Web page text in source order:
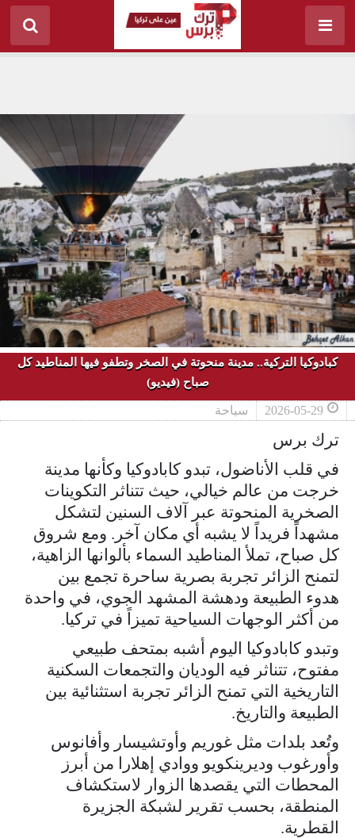
كبادوكيا التركية.. مدينة منحوتة في الصخر وتطفو فيها المناطيد كل
صباح (فيديو)
2026-05-29 سياحة
ترك برس
في قلب الأناضول، تبدو كابادوكيا وكأنها مدينة
خرجت من عالم خيالي، حيث تتناثر التكوينات
الصخرية المنحوتة عبر آلاف السنين لتشكل
مشهداً فريداً لا يشبه أي مكان آخر. ومع شروق
كل صباح، تملأ المناطيد السماء بألوانها الزاهية،
لتمنح الزائر تجربة بصرية ساحرة تجمع بين
هدوء الطبيعة ودهشة المشهد الجوي، في واحدة
من أكثر الوجهات السياحية تميزاً في تركيا.
وتبدو كابادوكيا اليوم أشبه بمتحف طبيعي
مفتوح، تتناثر فيه الوديان والتجمعات السكنية
التاريخية التي تمنح الزائر تجربة استثنائية بين
الطبيعة والتاريخ.
وتُعد بلدات مثل غوريم وأوتشيسار وأفانوس
وأورغوب وديرينكويو ووادي إهلارا من أبرز
المحطات التي يقصدها الزوار لاستكشاف
المنطقة، بحسب تقرير لشبكة الجزيرة
القطرية.